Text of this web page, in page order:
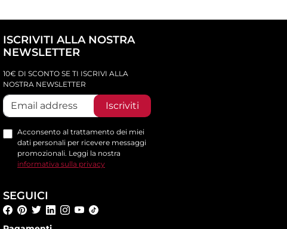
ISCRIVITI ALLA NOSTRA
NEWSLETTER
10€ DI SCONTO SE TI ISCRIVI ALLA
NOSTRA NEWSLETTER
Iscriviti
Acconsento al trattamento dei miei
dati personali per ricevere messaggi
promozionali. Leggi la nostra
informativa sulla privacy
SEGUICI